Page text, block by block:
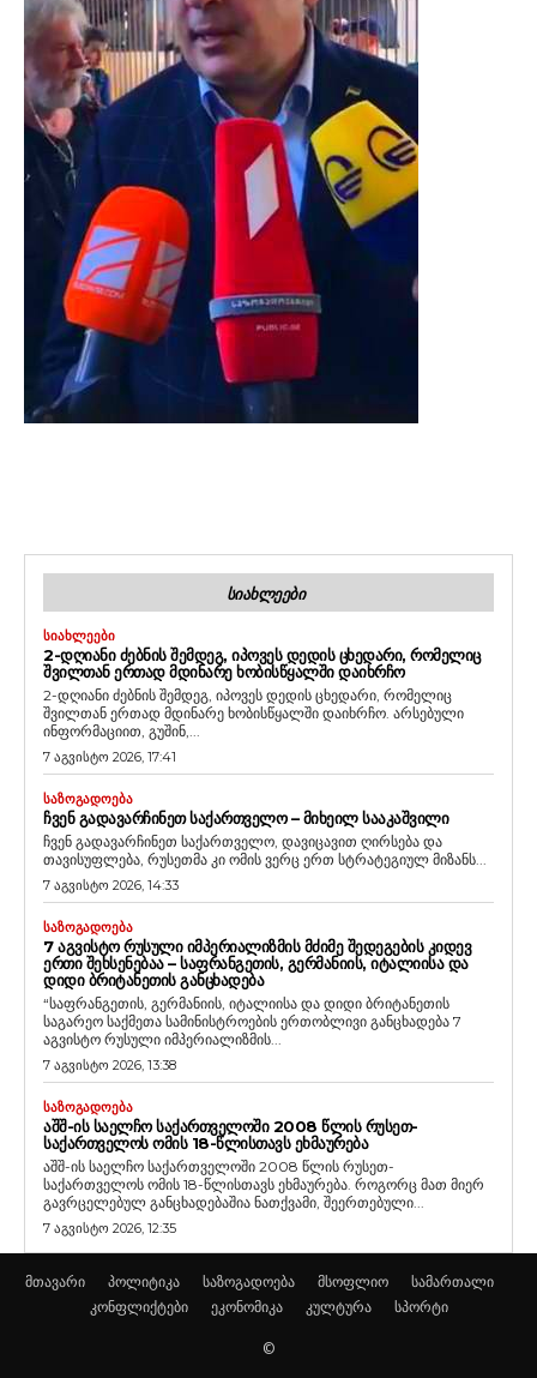
ᲡᲘᲐᲮᲚᲔᲔᲑᲘ
ᲡᲘᲐᲮᲚᲔᲔᲑᲘ
2-ᲓᲦᲘᲐᲜᲘ ᲫᲔᲑᲜᲘᲡ ᲨᲔᲛᲓᲔᲒ, ᲘᲞᲝᲕᲔᲡ ᲓᲔᲓᲘᲡ ᲪᲮᲔᲓᲐᲠᲘ, ᲠᲝᲛᲔᲚᲘᲪ
ᲨᲕᲘᲚᲗᲐᲜ ᲔᲠᲗᲐᲓ ᲛᲓᲘᲜᲐᲠᲔ ᲮᲝᲑᲘᲡᲬᲧᲐᲚᲨᲘ ᲓᲐᲘᲮᲠᲩᲝ
2-დღიანი ძებნის შემდეგ, იპოვეს დედის ცხედარი, რომელიც
შვილთან ერთად მდინარე ხობისწყალში დაიხრჩო. არსებული
ინფორმაციით, გუშინ,...
7 აგვისტო 2026, 17:41
ᲡᲐᲖᲝᲒᲐᲓᲝᲔᲑᲐ
ᲩᲕᲔᲜ ᲒᲐᲓᲐᲕᲐᲠᲩᲘᲜᲔᲗ ᲡᲐᲥᲐᲠᲗᲕᲔᲚᲝ – ᲛᲘᲮᲔᲘᲚ ᲡᲐᲐᲙᲐᲨᲕᲘᲚᲘ
ჩვენ გადავარჩინეთ საქართველო, დავიცავით ღირსება და
თავისუფლება, რუსეთმა კი ომის ვერც ერთ სტრატეგიულ მიზანს...
7 აგვისტო 2026, 14:33
ᲡᲐᲖᲝᲒᲐᲓᲝᲔᲑᲐ
7 ᲐᲒᲕᲘᲡᲢᲝ ᲠᲣᲡᲣᲚᲘ ᲘᲛᲞᲔᲠᲘᲐᲚᲘᲖᲛᲘᲡ ᲛᲫᲘᲛᲔ ᲨᲔᲓᲔᲒᲔᲑᲘᲡ ᲙᲘᲓᲔᲕ
ᲔᲠᲗᲘ ᲨᲔᲮᲡᲔᲜᲔᲑᲐᲐ – ᲡᲐᲤᲠᲐᲜᲒᲔᲗᲘᲡ, ᲒᲔᲠᲛᲐᲜᲘᲘᲡ, ᲘᲢᲐᲚᲘᲘᲡᲐ ᲓᲐ
ᲓᲘᲓᲘ ᲑᲠᲘᲢᲐᲜᲔᲗᲘᲡ ᲒᲐᲜᲪᲮᲐᲓᲔᲑᲐ
“საფრანგეთის, გერმანიის, იტალიისა და დიდი ბრიტანეთის
საგარეო საქმეთა სამინისტროების ერთობლივი განცხადება 7
აგვისტო რუსული იმპერიალიზმის...
7 აგვისტო 2026, 13:38
ᲡᲐᲖᲝᲒᲐᲓᲝᲔᲑᲐ
ᲐᲨᲨ-ᲘᲡ ᲡᲐᲔᲚᲩᲝ ᲡᲐᲥᲐᲠᲗᲕᲔᲚᲝᲨᲘ 2008 ᲬᲚᲘᲡ ᲠᲣᲡᲔᲗ-
ᲡᲐᲥᲐᲠᲗᲕᲔᲚᲝᲡ ᲝᲛᲘᲡ 18-ᲬᲚᲘᲡᲗᲐᲕᲡ ᲔᲮᲛᲐᲣᲠᲔᲑᲐ
აშშ-ის საელჩო საქართველოში 2008 წლის რუსეთ-
საქართველოს ომის 18-წლისთავს ეხმაურება. როგორც მათ მიერ
გავრცელებულ განცხადებაშია ნათქვამი, შეერთებული...
7 აგვისტო 2026, 12:35
მთავარი პოლიტიკა საზოგადოება მსოფლიო
სამართალი
კონფლიქტები
ეკონომიკა კულტურა სპორტი
©